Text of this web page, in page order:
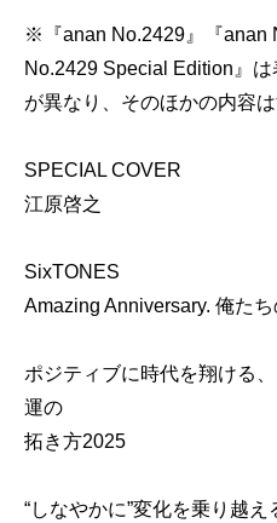
※『anan No.2429』『anan
No.2429 Special Edition』
が異なり、そのほかの内容は
SPECIAL COVER
江原啓之
SixTONES
Amazing Anniversary. 俺た
ポジティブに時代を翔ける、
運の
拓き方2025
“しなやかに”変化を乗り越え